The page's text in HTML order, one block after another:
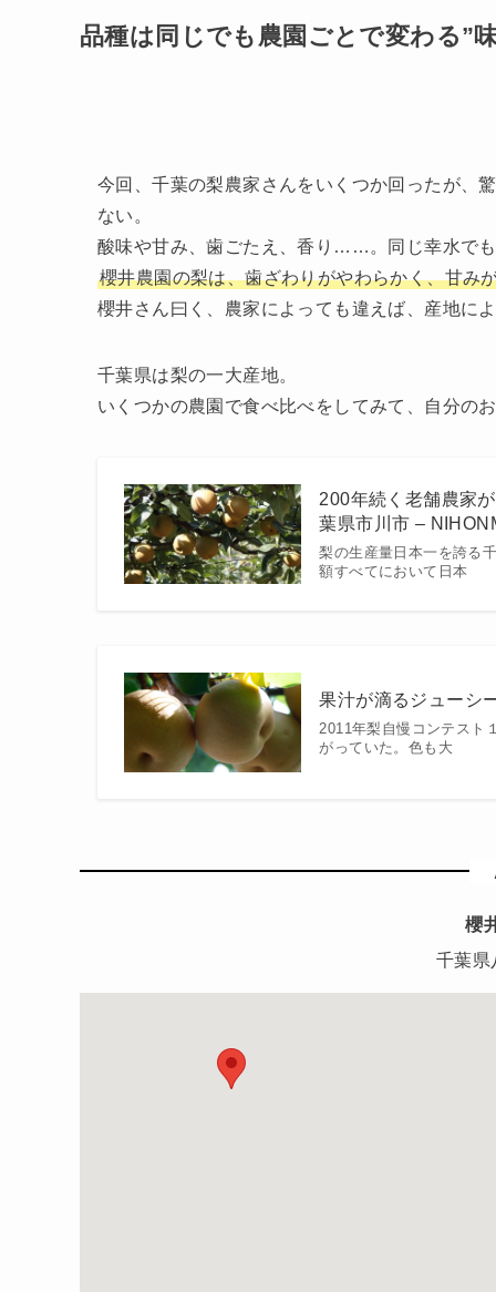
品種は同じでも農園ごとで変わる”
今回、千葉の梨農家さんをいくつか回ったが、
ない。
酸味や甘み、歯ごたえ、香り……。同じ幸水で
櫻井農園の梨は、歯ざわりがやわらかく、甘み
櫻井さん曰く、農家によっても違えば、産地に
千葉県は梨の一大産地。
いくつかの農園で食べ比べをしてみて、自分の
200年続く老舗農家
葉県市川市 –
梨の生産量日本一を誇る
額すべてにおいて日本
果汁が滴るジューシ
2011年梨自慢コンテスト
がっていた。色も大
櫻
千葉県